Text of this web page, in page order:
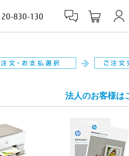
830-130
法人のお客様は